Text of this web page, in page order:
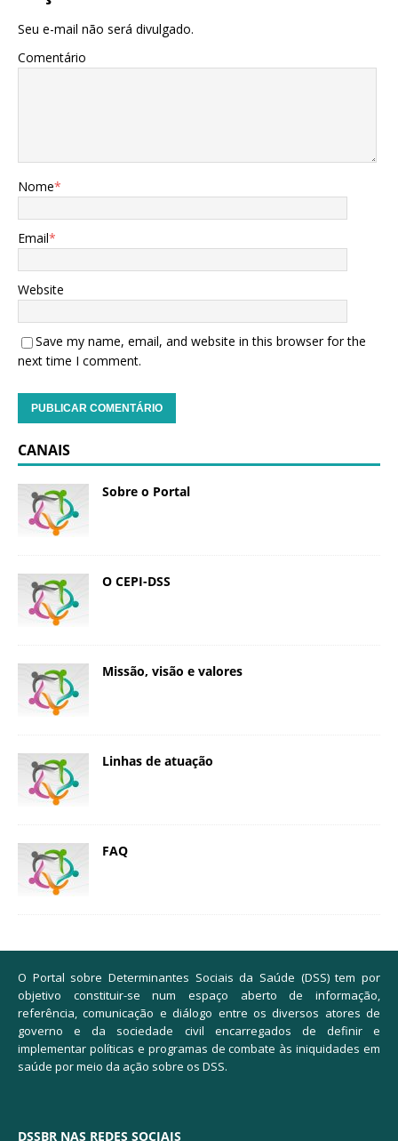
Seu e-mail não será divulgado.
Comentário
Nome*
Email*
Website
Save my name, email, and website in this browser for the
next time I comment.
CANAIS
Sobre o Portal
O CEPI-DSS
Missão, visão e valores
Linhas de atuação
FAQ
O Portal sobre Determinantes Sociais da Saúde (DSS) tem por
objetivo constituir-se num espaço aberto de informação,
referência, comunicação e diálogo entre os diversos atores de
governo e da sociedade civil encarregados de definir e
implementar políticas e programas de combate às iniquidades em
saúde por meio da ação sobre os DSS.
DSSBR NAS REDES SOCIAIS